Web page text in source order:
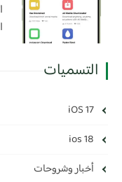
التسميات
أخبار وشروحات